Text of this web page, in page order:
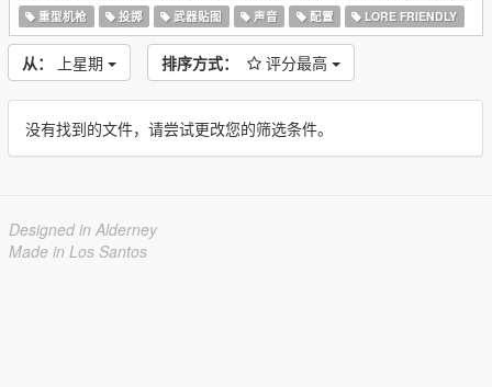
重型机枪
投掷 武器贴图 声音 配置 LORE FRIENDLY
从： 上星期 排序方式： 评分最高
没有找到的文件，请尝试更改您的筛选条件。
Designed in Alderney
Made in Los Santos